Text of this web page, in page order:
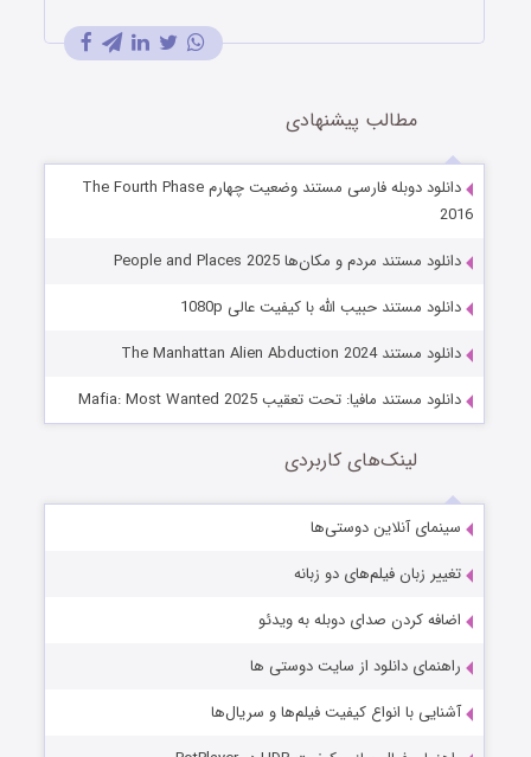
مطالب پیشنهادی
دانلود دوبله فارسی مستند وضعیت چهارم The Fourth Phase
2016
دانلود مستند مردم و مکان‌ها People and Places 2025
دانلود مستند حبیب الله با کیفیت عالی 1080p
دانلود مستند The Manhattan Alien Abduction 2024
دانلود مستند مافیا: تحت تعقیب Mafia: Most Wanted 2025
لینک‌های کاربردی
سینمای آنلاین دوستی‌ها
تغییر زبان فیلم‌های دو زبانه
اضافه کردن صدای دوبله به ویدئو
راهنمای دانلود از سایت دوستی ها
آشنایی با انواع کیفیت فیلم‌ها و سریال‌ها